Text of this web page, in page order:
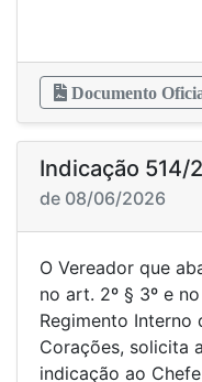
Documento
Indicação 514/
de 08/06/2026
O Vereador que
no art. 2º § 3º e
Regimento Interno
Corações, solicita
indicação ao